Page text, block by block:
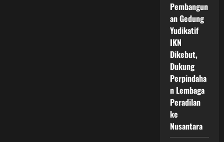
Pembangun
an Gedung
Yudikatif
IKN
Dikebut,
Dukung
Perpindaha
n Lembaga
Peradilan
ke
Nusantara